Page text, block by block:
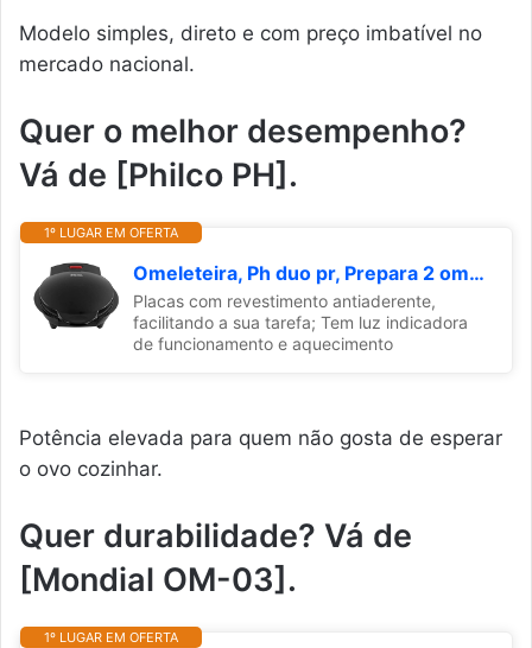
Modelo simples, direto e com preço imbatível no
mercado nacional.
Quer o melhor desempenho?
Vá de [Philco PH].
1º LUGAR EM OFERTA
Omeleteira, Ph duo pr, Prepara 2 omeletes, Preto, 220v, Philco
Placas com revestimento antiaderente,
facilitando a sua tarefa; Tem luz indicadora
de funcionamento e aquecimento
Potência elevada para quem não gosta de esperar
o ovo cozinhar.
Quer durabilidade? Vá de
[Mondial OM-03].
1º LUGAR EM OFERTA